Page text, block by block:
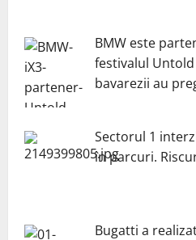
BMW este
festivalul
bavarezii au
Sectorul 1
în parcuri.
Bugatti a